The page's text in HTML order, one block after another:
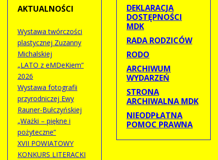
AKTUALNOŚCI
Wystawa twórczości
plastycznej Zuzanny
Michalskiej
„LATO z eMDeKiem”
2026
Wystawa fotografii
przyrodniczej Ewy
Rauner-Bułczyńskiej
„Ważki – piękne i
pożyteczne”
XVII POWIATOWY
KONKURS LITERACKI
DEKLARACJA
DOSTĘPNOŚCI
MDK
RADA RODZICÓW
RODO
ARCHIWUM
WYDARZEŃ
STRONA
ARCHIWALNA MDK
NIEODPŁATNA
POMOC PRAWNA